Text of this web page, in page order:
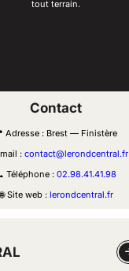
tout terrain.
Contact
Adresse : Brest — Finistère
: contact@lerondcentral.fr
Téléphone : 02.98.41.41.98
Site web : lerondcentral.fr